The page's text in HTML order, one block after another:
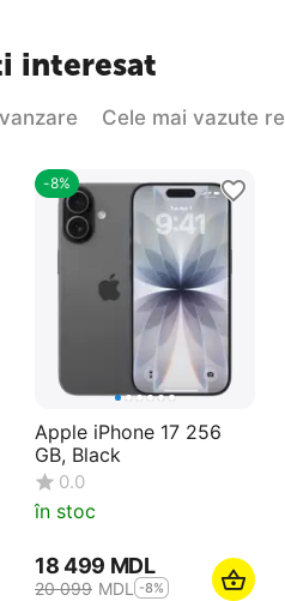
interesat
Cele mai vazute
-8%
Apple iPhone 17 256
GB, Black
0.0
în stoc
18 499 MDL
20 099 MDL -8%